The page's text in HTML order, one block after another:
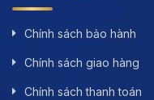
Chính sách bảo hành
Chính sách giao hàng
Chính sách thanh toán